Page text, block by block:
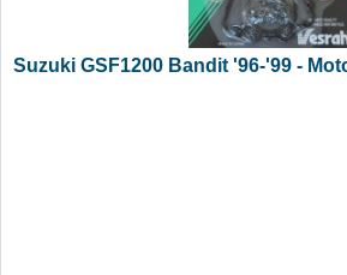
Suzuki GSF1200 Bandit '96-'99 -